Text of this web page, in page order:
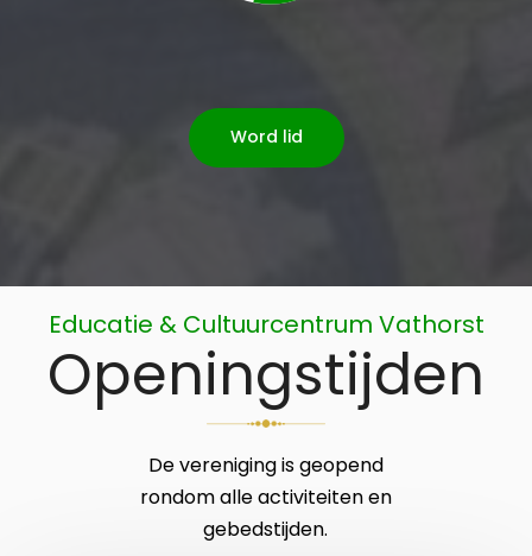
Word lid
Educatie & Cultuurcentrum Vathorst
Openingstijden
De vereniging is geopend
rondom alle activiteiten en
gebedstijden.